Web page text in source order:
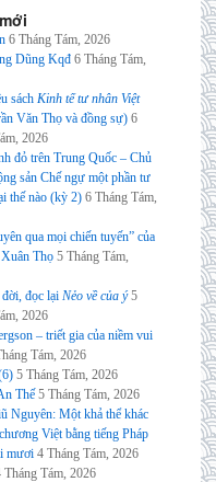
6 Tháng Tám, 2026
Dũng Kqđ 6 Tháng Tám,
sách Kinh tế tư nhân Việt
Văn Thọ và đồng sự) 6
2026
đỏ trên Trung Quốc – Chủ
sản Chế ngự một phần tư
thế nào (kỳ 2) 6 Tháng Tám,
qua mọi chiến tuyến” của
Thọ 5 Tháng Tám,
đọc lại Nẻo về của ý 5
2026
– triết gia của niềm vui
Tám, 2026
5 Tháng Tám, 2026
Thế 5 Tháng Tám, 2026
Nguyên: Một khả thể khác
Việt bằng tiếng Pháp
mươi 4 Tháng Tám, 2026
Tháng Tám, 2026